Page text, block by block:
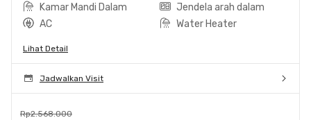
Kamar Mandi Dalam
Jendela arah dalam
AC
Water Heater
Lihat Detail
Jadwalkan Visit
Rp2.568.000